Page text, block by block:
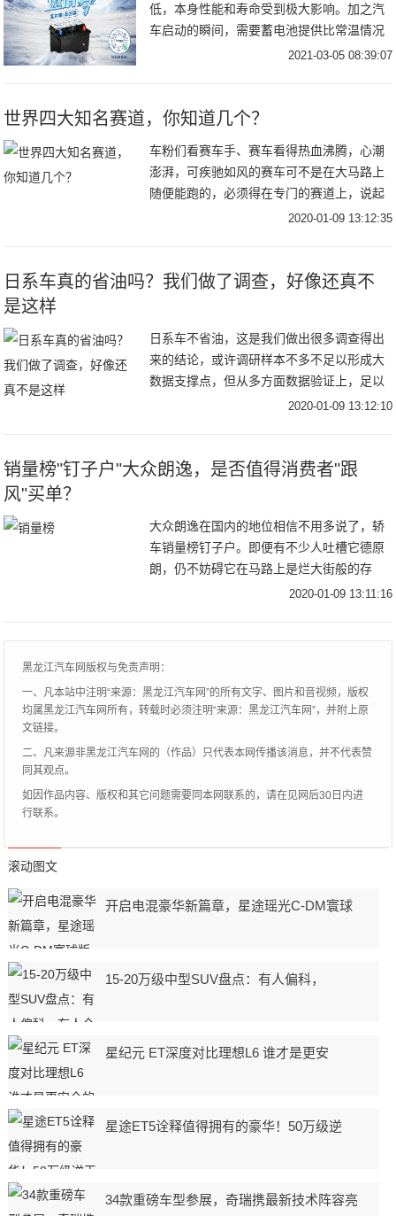
低，本身性能和寿命受到极大影响。加之汽
车启动的瞬间，需要蓄电池提供比常温情况
下更加强大的电流输出，这对蓄电池的冷启
2021-03-05 08:39:07
世界四大知名赛道，你知道几个？
车粉们看赛车手、赛车看得热血沸腾，心潮
澎湃，可疾驰如风的赛车可不是在大马路上
随便能跑的，必须得在专门的赛道上，说起
赛道，车粉们知道几条世界知名赛道呢？前
2020-01-09 13:12:35
日系车真的省油吗？我们做了调查，好像还真不
是这样
日系车不省油，这是我们做出很多调查得出
来的结论，或许调研样本不多不足以形成大
数据支撑点，但从多方面数据验证上，足以
推翻“日系车”省油这样的常规思想。如果真
2020-01-09 13:12:10
销量榜"钉子户"大众朗逸，是否值得消费者"跟
风"买单？
大众朗逸在国内的地位相信不用多说了，轿
车销量榜钉子户。即便有不少人吐槽它德原
朗，仍不妨碍它在马路上是烂大街般的存
在，乘坐网约车时还经常能见到它的身影。
2020-01-09 13:11:16
黑龙江汽车网版权与免责声明：
一、凡本站中注明“来源：黑龙江汽车网”的所有文字、图片和音视频，版权
均属黑龙江汽车网所有，转载时必须注明“来源：黑龙江汽车网”，并附上原
文链接。
二、凡来源非黑龙江汽车网的（作品）只代表本网传播该消息，并不代表赞
同其观点。
如因作品内容、版权和其它问题需要同本网联系的，请在见网后30日内进
行联系。
滚动图文
开启电混豪华新篇章，星途瑶光C-DM寰球
15-20万级中型SUV盘点：有人偏科，
星纪元 ET深度对比理想L6 谁才是更安
星途ET5诠释值得拥有的豪华！50万级逆
34款重磅车型参展，奇瑞携最新技术阵容亮